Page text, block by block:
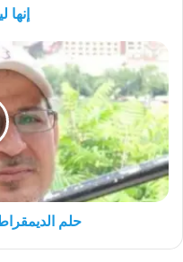
إنها
حلم
الديمقراطية
وحلم
الاشتراكية!
حلم